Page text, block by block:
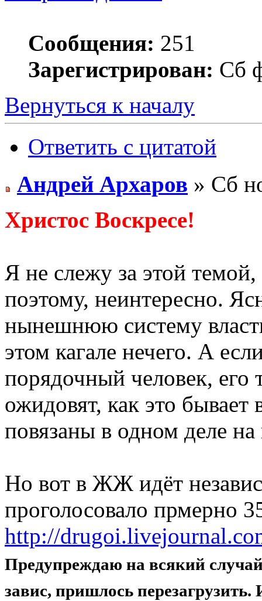
Сообщения: 251
Зарегистрирован: Сб
Вернуться к началу
Ответить с цитатой
Андрей Архаров » Сб
Христос Воскресе!
Я не слежу за этой
поэтому, неинтересно.
нынешнюю систему
этом кагале нечего. А
порядочный человек, его
ожидовят, как это бывает
повязаны в одном деле
Но вот в ЖЖ идёт
проголосовало прмерно
http://
Предупреждаю на всякий
завис, пришлось